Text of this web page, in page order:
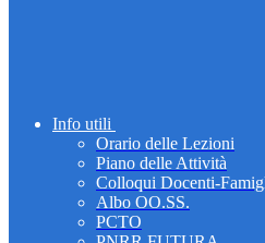
Info utili
Orario delle Lezioni
Piano delle Attività
Colloqui Docenti-
Albo OO.SS.
PCTO